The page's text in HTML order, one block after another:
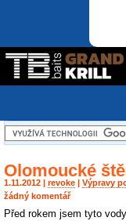
Olomoucké
1.11.2012 | revoke Výpravy
žádný komentář
Před rokem jsem tyto